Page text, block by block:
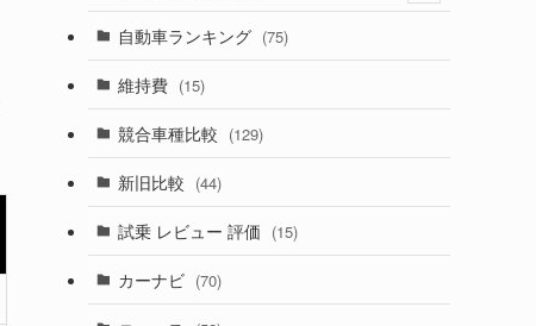
(357)
(328)
(194)
(230)
(253)
(242)
(85)
(84)
(14)
(222)
(50)
(58)
(8)
(3)
(3)
(5)
(1)
(21)
(5)
(7)
(5)
自動車ランキング (75)
維持費 (15)
競合車種比較 (129)
新旧比較 (44)
試乗 レビュー 評価 (15)
カーナビ (70)